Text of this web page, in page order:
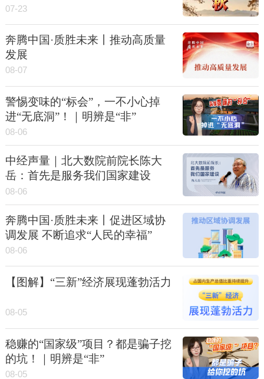
07-23
奔腾中国·质胜未来丨推动高质量
发展
08-07
警惕变味的“标会”，一不小心掉
进“无底洞”！｜明辨是“非”
08-06
中经声量｜北大数院前院长陈大
岳：首先是服务我们国家建设
08-06
奔腾中国·质胜未来丨促进区域协
调发展 不断追求“人民的幸福”
08-06
【图解】“三新”经济展现蓬勃活力
08-05
稳赚的“国家级”项目？都是骗子挖
的坑！｜明辨是“非”
08-05